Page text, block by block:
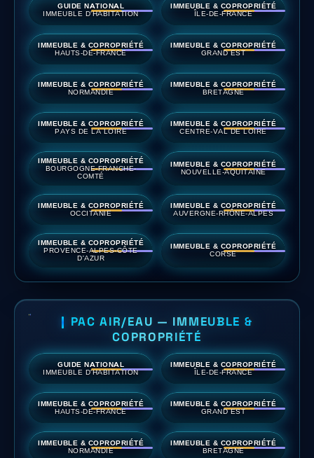
GUIDE NATIONAL
IMMEUBLE D'HABITATION
IMMEUBLE & COPROPRIÉTÉ
ÎLE-DE-FRANCE
IMMEUBLE & COPROPRIÉTÉ
HAUTS-DE-FRANCE
IMMEUBLE & COPROPRIÉTÉ
GRAND EST
IMMEUBLE & COPROPRIÉTÉ
NORMANDIE
IMMEUBLE & COPROPRIÉTÉ
BRETAGNE
IMMEUBLE & COPROPRIÉTÉ
PAYS DE LA LOIRE
IMMEUBLE & COPROPRIÉTÉ
CENTRE-VAL DE LOIRE
IMMEUBLE & COPROPRIÉTÉ
BOURGOGNE-FRANCHE-
COMTÉ
IMMEUBLE & COPROPRIÉTÉ
NOUVELLE-AQUITAINE
IMMEUBLE & COPROPRIÉTÉ
OCCITANIE
IMMEUBLE & COPROPRIÉTÉ
AUVERGNE-RHÔNE-ALPES
IMMEUBLE & COPROPRIÉTÉ
PROVENCE-ALPES-CÔTE
D'AZUR
IMMEUBLE & COPROPRIÉTÉ
CORSE
PAC AIR/EAU — IMMEUBLE &
COPROPRIÉTÉ
GUIDE NATIONAL
IMMEUBLE D'HABITATION
IMMEUBLE & COPROPRIÉTÉ
ÎLE-DE-FRANCE
IMMEUBLE & COPROPRIÉTÉ
HAUTS-DE-FRANCE
IMMEUBLE & COPROPRIÉTÉ
GRAND EST
IMMEUBLE & COPROPRIÉTÉ
NORMANDIE
IMMEUBLE & COPROPRIÉTÉ
BRETAGNE